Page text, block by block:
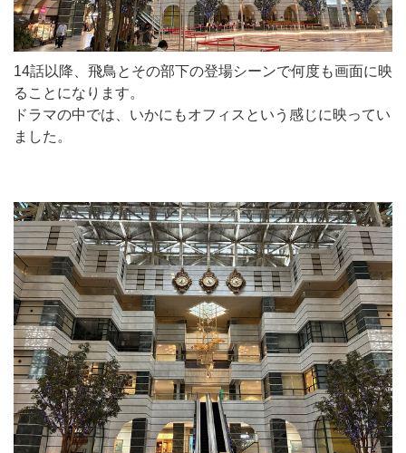
14話以降、飛鳥とその部下の登場シーンで何度も画面に映
ることになります。
ドラマの中では、いかにもオフィスという感じに映ってい
ました。